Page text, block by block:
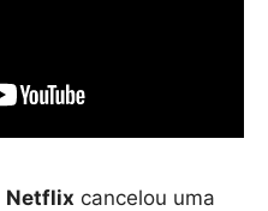
Netflix cancelou uma